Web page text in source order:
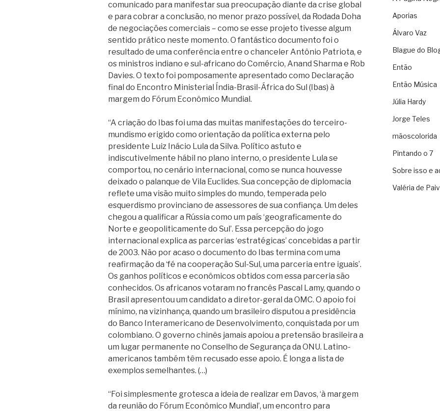
comunicado para manifestar sua preocupação diante da crise global
e para cobrar a conclusão, no menor prazo possível, da Rodada Doha
de negociações comerciais – como se esse projeto tivesse algum
sentido prático neste momento. O fantástico documento foi o
resultado de uma conferência entre o chanceler Antônio Patriota, e
os ministros indiano e sul-africano do Comércio, Anand Sharma e Rob
Davies. O texto foi pomposamente apresentado como Declaração
final do Encontro Ministerial Índia-Brasil-África do Sul (Ibas) à
margem do Fórum Econômico Mundial.
“A criação do Ibas foi uma das muitas manifestações do terceiro-
mundismo erigido como orientação da política externa pelo
presidente Luiz Inácio Lula da Silva. Político astuto e
indiscutivelmente hábil no plano interno, o presidente Lula se
comportou, no cenário internacional, como se nunca houvesse
deixado o palanque de Vila Euclides. Sua concepção de diplomacia
reflete uma visão muito simples do mundo, temperada pelo
esquerdismo provinciano de assessores de sua confiança. Um deles
chegou a qualificar a Rússia como um país ‘geograficamente do
Norte e geopoliticamente do Sul’. Essa percepção do jogo
internacional explica as parcerias ‘estratégicas’ concebidas a partir
de 2003. Não por acaso o documento do Ibas termina com uma
reafirmação da ‘fé na cooperação Sul-Sul, uma parceria entre iguais’.
Os ganhos políticos e econômicos obtidos com essa parceria são
conhecidos. Os africanos votaram no francês Pascal Lamy, quando o
Brasil apresentou um candidato a diretor-geral da OMC. O apoio foi
mínimo, na vizinhança, quando um brasileiro disputou a presidência
do Banco Interamericano de Desenvolvimento, conquistada por um
colombiano. O governo chinês jamais apoiou a pretensão brasileira a
um lugar permanente no Conselho de Segurança da ONU. Latino-
americanos também têm recusado esse apoio. É longa a lista de
exemplos semelhantes. (…)
“Foi simplesmente grotesca a ideia de realizar em Davos, ‘à margem
da reunião do Fórum Econômico Mundial’, um encontro para
Aporias
Álvaro Vaz
Blague do
Então
Então Música
Júlia Hardy
Jorge Teles
mãoscolorida
Pintando o 7
Sobre isso e
Valéria de